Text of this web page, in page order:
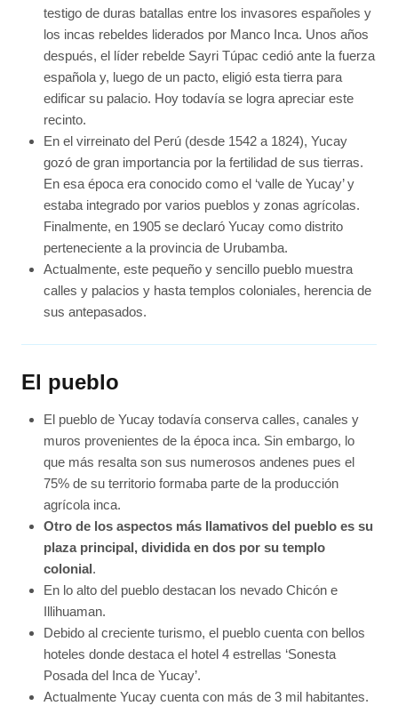
testigo de duras batallas entre los invasores españoles y
los incas rebeldes liderados por Manco Inca. Unos años
después, el líder rebelde Sayri Túpac cedió ante la fuerza
española y, luego de un pacto, eligió esta tierra para
edificar su palacio. Hoy todavía se logra apreciar este
recinto.
En el virreinato del Perú (desde 1542 a 1824), Yucay
gozó de gran importancia por la fertilidad de sus tierras.
En esa época era conocido como el ‘valle de Yucay’ y
estaba integrado por varios pueblos y zonas agrícolas.
Finalmente, en 1905 se declaró Yucay como distrito
perteneciente a la provincia de Urubamba.
Actualmente, este pequeño y sencillo pueblo muestra
calles y palacios y hasta templos coloniales, herencia de
sus antepasados.
El pueblo
El pueblo de Yucay todavía conserva calles, canales y
muros provenientes de la época inca. Sin embargo, lo
que más resalta son sus numerosos andenes pues el
75% de su territorio formaba parte de la producción
agrícola inca.
Otro de los aspectos más llamativos del pueblo es su
plaza principal, dividida en dos por su templo
colonial .
En lo alto del pueblo destacan los nevado Chicón e
Illihuaman.
Debido al creciente turismo, el pueblo cuenta con bellos
hoteles donde destaca el hotel 4 estrellas ‘Sonesta
Posada del Inca de Yucay’.
Actualmente Yucay cuenta con más de 3 mil habitantes.